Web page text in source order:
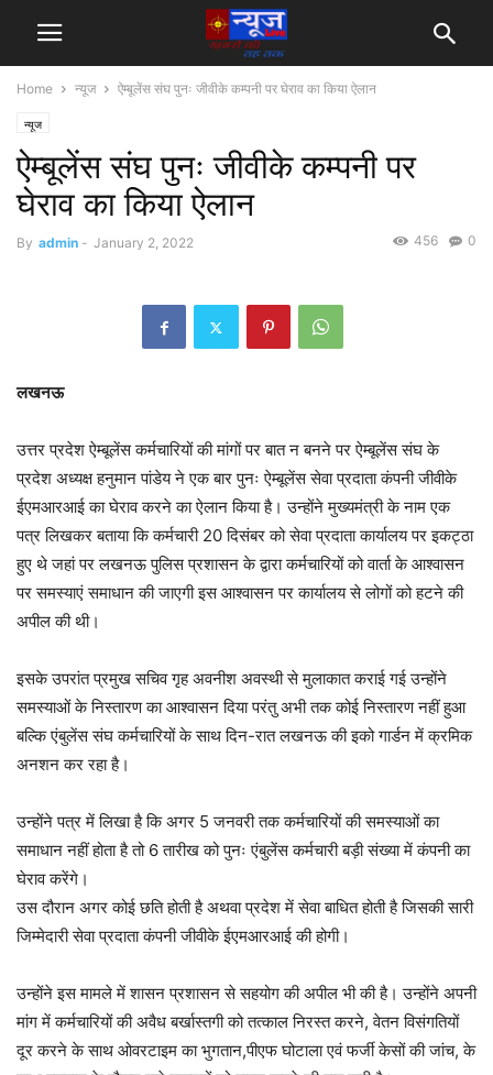
Home न्यूज ऐम्बूलेंस संघ पुनः जीवीके कम्पनी पर घेराव का किया ऐलान
न्यूज
ऐम्बूलेंस संघ पुनः जीवीके कम्पनी पर
घेराव का किया ऐलान
By admin - January 2, 2022 0
456
लखनऊ
उत्तर प्रदेश ऐम्बूलेंस कर्मचारियों की मांगों पर बात न बनने पर ऐम्बूलेंस संघ के
प्रदेश अध्यक्ष हनुमान पांडेय ने एक बार पुनः ऐम्बूलेंस सेवा प्रदाता कंपनी जीवीके
ईएमआरआई का घेराव करने का ऐलान किया है। उन्होंने मुख्यमंत्री के नाम एक
पत्र लिखकर बताया कि कर्मचारी 20 दिसंबर को सेवा प्रदाता कार्यालय पर इकट्ठा
हुए थे जहां पर लखनऊ पुलिस प्रशासन के द्वारा कर्मचारियों को वार्ता के आश्वासन
पर समस्याएं समाधान की जाएगी इस आश्वासन पर कार्यालय से लोगों को हटने की
अपील की थी।
इसके उपरांत प्रमुख सचिव गृह अवनीश अवस्थी से मुलाकात कराई गई उन्होंने
समस्याओं के निस्तारण का आश्वासन दिया परंतु अभी तक कोई निस्तारण नहीं हुआ
बल्कि एंबुलेंस संघ कर्मचारियों के साथ दिन-रात लखनऊ की इको गार्डन में क्रमिक
अनशन कर रहा है।
उन्होंने पत्र में लिखा है कि अगर 5 जनवरी तक कर्मचारियों की समस्याओं का
समाधान नहीं होता है तो 6 तारीख को पुनः एंबुलेंस कर्मचारी बड़ी संख्या में कंपनी का
घेराव करेंगे।
उस दौरान अगर कोई छति होती है अथवा प्रदेश में सेवा बाधित होती है जिसकी सारी
जिम्मेदारी सेवा प्रदाता कंपनी जीवीके ईएमआरआई की होगी।
उन्होंने इस मामले में शासन प्रशासन से सहयोग की अपील भी की है। उन्होंने अपनी
मांग में कर्मचारियों की अवैध बर्खास्तगी को तत्काल निरस्त करने, वेतन विसंगतियों
दूर करने के साथ ओवरटाइम का भुगतान,पीएफ घोटाला एवं फर्जी केसों की जांच, के